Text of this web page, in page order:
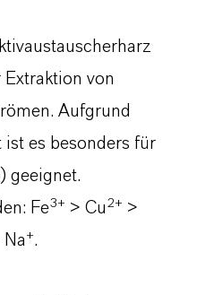
von
Aufgrund
es besonders für
geeignet.
Fe3+ > Cu 2+ >
Na+.